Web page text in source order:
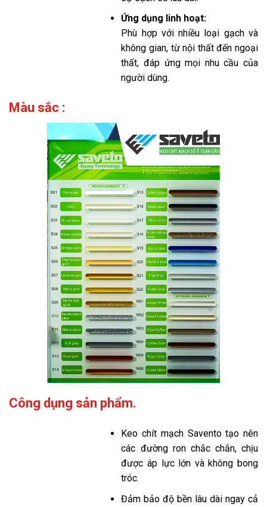
Ứng dụng linh hoạt:
Phù hợp với nhiều loại gạch và
không gian, từ nội thất đến ngoại
thất, đáp ứng mọi nhu cầu của
người dùng.
Màu sắc :
Công dụng sản phẩm.
Keo chít mạch Savento tạo nên
các đường ron chắc chắn, chịu
được áp lực lớn và không bong
tróc.
Đảm bảo độ bền lâu dài ngay cả